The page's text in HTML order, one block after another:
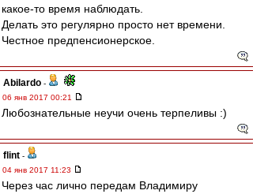
какое-то время наблюдать.
Делать это регулярно просто нет времени.
Честное предпенсионерское.
Abilardo -
06 янв 2017 00:21
Любознательные неучи очень терпеливы :)
flint -
04 янв 2017 11:23
Через час лично передам Владимиру